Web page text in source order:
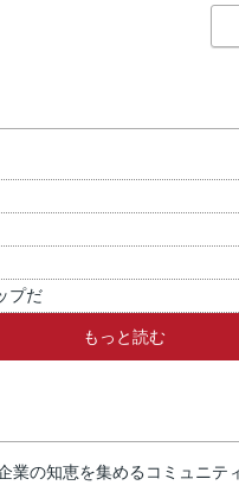
プだ
もっと読む
業の知恵を集めるコミュニテ